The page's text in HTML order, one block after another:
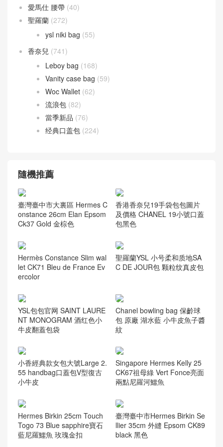
愛馬仕 腰帶 (40)
聖羅蘭 (272)
ysl niki bag (55)
香奈兒 (741)
Leboy bag (168)
Vanity case bag (59)
Woc Wallet (62)
流浪包 (82)
當季新品 (76)
经典口盖包 (224)
隨機推薦
臺灣臺中市大裏區 Hermes C
onstance 26cm Elan Epsom
Ck37 Gold 金棕色
香港香奈兒19手袋包包圖片
及價格 CHANEL 19小號口蓋
包黑色
Hermès Constance Slim wal
let CK71 Bleu de France Ev
ercolor
聖羅蘭YSL 小号柔和质地SA
C DE JOUR包 颗粒纹真皮包
YSL包包官网 SAINT LAURE
NT MONOGRAM 酒红色小
牛皮翻蓋包袋
Chanel bowling bag 保齡球
包 原廠 湖水藍 小牛皮魚子醬
紋
小香經典款女包大號Large 2.
55 handbag口蓋包V型復古
小牛皮
Singapore Hermes Kelly 25
CK67祖母綠 Vert Fonce亮面
兩點尼羅河鱷魚
Hermes Birkin 25cm Touch
Togo 73 Blue sapphire寶石
藍尼羅鱷魚 玫瑰金扣
臺灣臺中市Hermes Birkin Se
llier 35cm 外縫 Epsom CK89
black 黑色